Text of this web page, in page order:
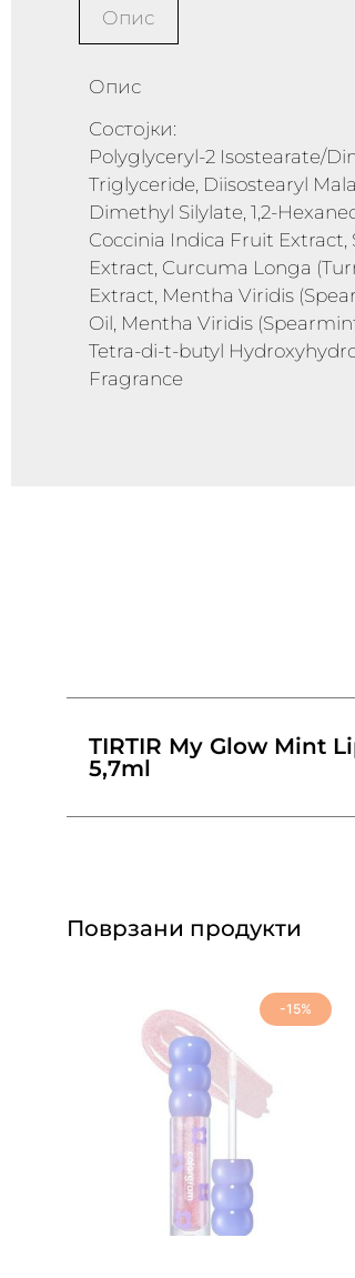
Опис
Опис
Состојки:
Polyglyceryl-2 Isostearate/
Triglyceride, Diisostearyl
Dimethyl Silylate, 1,2-
Coccinia Indica Fruit
Extract, Curcuma Longa
Extract, Mentha Viridis
Oil, Mentha Viridis
Tetra-di-t-butyl
Fragrance
TIRTIR My Glow Mint
5,7ml
Поврзани продукти
-15%